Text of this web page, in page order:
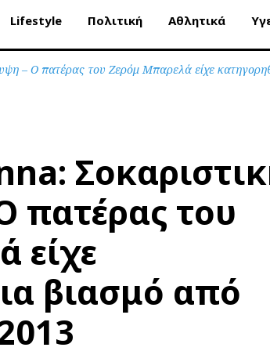
Lifestyle Πολιτική Αθλητικά
– Ο πατέρας του Ζερόμ Μπαρελά είχε
πατέρας του
είχε
βιασμό από